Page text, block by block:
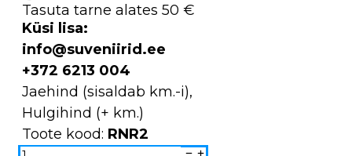
Tasuta tarne alates 50 €
Küsi lisa:
info@suveniirid.ee
+372 6213 004
Jaehind (sisaldab km.-i),
Hulgihind (+ km.)
Toote kood: RNR2
Nukud